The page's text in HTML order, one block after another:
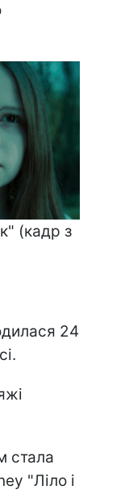
(кадр з
24
стала
"Ліло і